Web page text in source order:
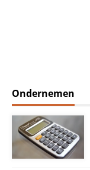
Ondernemen